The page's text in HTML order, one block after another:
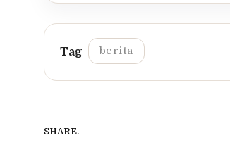
berita
SHARE.